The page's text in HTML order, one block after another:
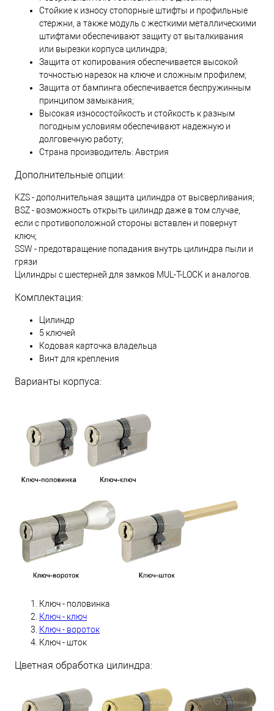
Стойкие к износу стопорные штифты и профильные
стержни, а также модуль с жесткими металлическими
штифтами обеспечивают защиту от выталкивания
или вырезки корпуса цилиндра;
Защита от копирования обеспечивается высокой
точностью нарезок на ключе и сложным профилем;
Защита от бампинга обеспечивается беспружинным
принципом замыкания;
Высокая износостойкость и стойкость к разным
погодным условиям обеспечивают надежную и
долговечную работу;
Страна производитель: Австрия
Дополнительные опции:
KZS - дополнительная защита цилиндра от высверливания;
BSZ - возможность открыть цилиндр даже в том случае,
если с противоположной стороны вставлен и повернут
ключ;
SSW - предотвращение попадания внутрь цилиндра пыли и
грязи
Цилиндры с шестерней для замков MUL-T-LOCK и аналогов.
Комплектация:
Цилиндр
5 ключей
Кодовая карточка владельца
Винт для крепления
Варианты корпуса:
Ключ - половинка
Ключ - ключ
Ключ - вороток
Ключ - шток
Цветная обработка цилиндра: